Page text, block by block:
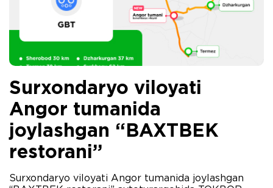
Surxondaryo viloyati
Angor tumanida
joylashgan “BAXTBEK
restorani”
Surxondaryo viloyati Angor tumanida joylashgan